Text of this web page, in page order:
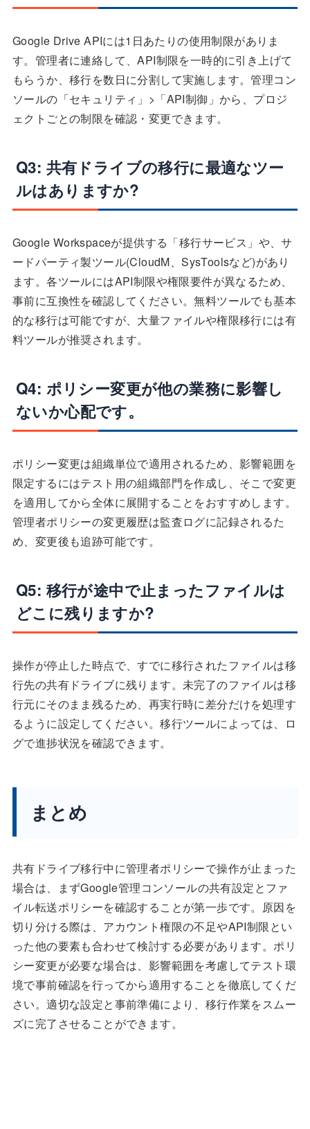
Google Drive APIには1日あたりの使用制限がありま
す。管理者に連絡して、API制限を一時的に引き上げて
もらうか、移行を数日に分割して実施します。管理コン
ソールの「セキュリティ」>「API制御」から、プロジ
ェクトごとの制限を確認・変更できます。
Q3: 共有ドライブの移行に最適なツー
ルはありますか?
Google Workspaceが提供する「移行サービス」や、サ
ードパーティ製ツール(CloudM、SysToolsなど)があり
ます。各ツールにはAPI制限や権限要件が異なるため、
事前に互換性を確認してください。無料ツールでも基本
的な移行は可能ですが、大量ファイルや権限移行には有
料ツールが推奨されます。
Q4: ポリシー変更が他の業務に影響し
ないか心配です。
ポリシー変更は組織単位で適用されるため、影響範囲を
限定するにはテスト用の組織部門を作成し、そこで変更
を適用してから全体に展開することをおすすめします。
管理者ポリシーの変更履歴は監査ログに記録されるた
め、変更後も追跡可能です。
Q5: 移行が途中で止まったファイルは
どこに残りますか?
操作が停止した時点で、すでに移行されたファイルは移
行先の共有ドライブに残ります。未完了のファイルは移
行元にそのまま残るため、再実行時に差分だけを処理す
るように設定してください。移行ツールによっては、ロ
グで進捗状況を確認できます。
まとめ
共有ドライブ移行中に管理者ポリシーで操作が止まった
場合は、まずGoogle管理コンソールの共有設定とファ
イル転送ポリシーを確認することが第一歩です。原因を
切り分ける際は、アカウント権限の不足やAPI制限とい
った他の要素も合わせて検討する必要があります。ポリ
シー変更が必要な場合は、影響範囲を考慮してテスト環
境で事前確認を行ってから適用することを徹底してくだ
さい。適切な設定と事前準備により、移行作業をスムー
ズに完了させることができます。